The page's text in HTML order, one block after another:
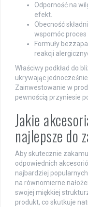
Odporność na
efekt.
Obecność
wspomóc proces
Formuły
reakcji
Właściwy podkład do
ukrywając
Zainwestowanie w
pewnością przyniesie
Jakie
najlepsze do
Aby skutecznie
odpowiednich
najbardziej
na równomierne
swojej miękkiej
produkt, co skutkuje